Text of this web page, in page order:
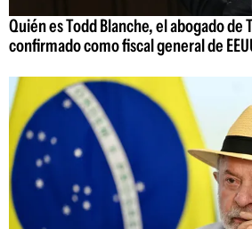
Quién es Todd Blanche, el abogado de
confirmado como fiscal general de